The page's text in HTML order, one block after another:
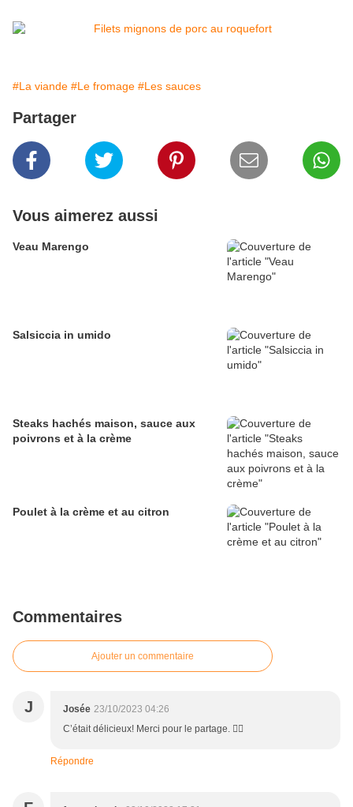
#La viande #Le fromage #Les sauces
Partager
Vous aimerez aussi
Veau Marengo
Salsiccia in umido
Steaks hachés maison, sauce aux
poivrons et à la crème
Poulet à la crème et au citron
Commentaires
Ajouter un commentaire
J Josée 23/10/2023 04:26
C’était délicieux! Merci pour le partage. 👍🏻
Répondre